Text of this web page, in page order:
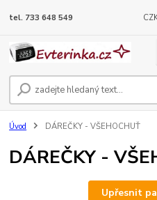
tel. 733 648 549
Úvod DÁREČKY - VŠEHOCHUŤ
DÁREČKY -
Upřesnit